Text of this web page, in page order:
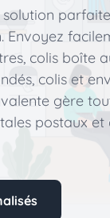
Envoyez
colis boîte
colis et
gère
postaux et